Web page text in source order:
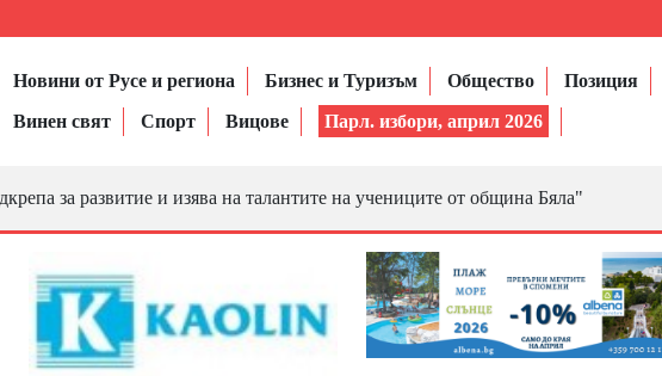
Новини от Русе и региона Бизнес и Туризъм Общество Позиция
Винен свят
Спорт Вицове Парл. избори, април 2026
за развитие и изява на талантите на учениците от община Бяла"